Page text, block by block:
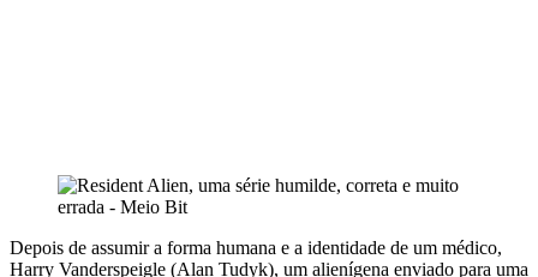
Depois de assumir a forma humana e a identidade de um médico,
Harry Vanderspeigle (Alan Tudyk), um alienígena enviado para uma